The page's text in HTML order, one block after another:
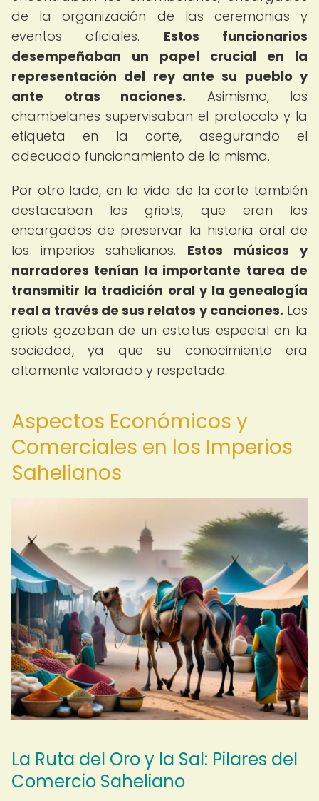
de la organización de las ceremonias y
eventos oficiales. Estos funcionarios
desempeñaban un papel crucial en la
representación del rey ante su pueblo y
ante otras naciones. Asimismo, los
chambelanes supervisaban el protocolo y la
etiqueta en la corte, asegurando el
adecuado funcionamiento de la misma.
Por otro lado, en la vida de la corte también
destacaban los griots, que eran los
encargados de preservar la historia oral de
los imperios sahelianos. Estos músicos y
narradores tenían la importante tarea de
transmitir la tradición oral y la genealogía
real a través de sus relatos y canciones. Los
griots gozaban de un estatus especial en la
sociedad, ya que su conocimiento era
altamente valorado y respetado.
Aspectos Económicos y
Comerciales en los Imperios
Sahelianos
La Ruta del Oro y la Sal: Pilares del
Comercio Saheliano